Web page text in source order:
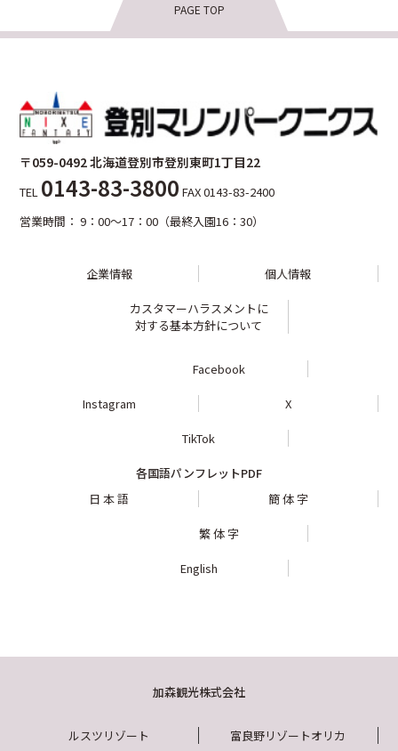
PAGE TOP
〒059-0492 北海道登別市登別東町1丁目22
TEL 0143-83-3800 FAX 0143-83-2400
営業時間： 9：00～17：00（最終入園16：30）
企業情報 個人情報
カスタマーハラスメントに
対する基本方針について
Facebook
Instagram X
TikTok
各国語パンフレットPDF
日 本 語
簡 体 字
繁 体 字
English
加森観光株式会社
ルスツリゾート 富良野リゾートオリカ